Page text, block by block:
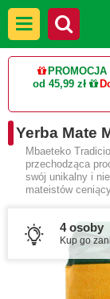
od 45,99 zł
Yerba Mate
Mbaeteko
przechodząca
swój unikalny i
mateistów
4 osoby
Kup go